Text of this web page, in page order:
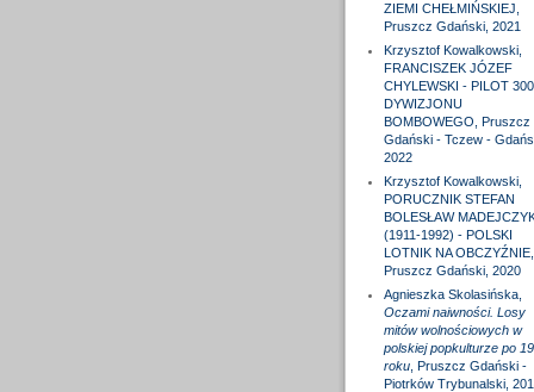
ZIEMI CHEŁMIŃSKIEJ,
Pruszcz Gdański, 2021
Krzysztof Kowalkowski,
FRANCISZEK JÓZEF
CHYLEWSKI - PILOT 300.
DYWIZJONU
BOMBOWEGO, Pruszcz
Gdański - Tczew -
2022
Krzysztof Kowalkowski,
PORUCZNIK STEFAN
BOLESŁAW
(1911-1992) - POLSKI
LOTNIK NA OBCZYŹNIE,
Pruszcz Gdański, 2020
Agnieszka Skolasińska,
Oczami naiwności. Losy
mitów wolnościowych w
polskiej popkulturze po
roku, Pruszcz Gdański -
Piotrków Trybunalski,